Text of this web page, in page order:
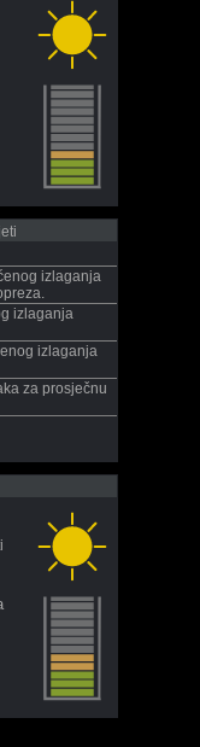
izlaganja
izlaganja
izlaganja
za prosječnu